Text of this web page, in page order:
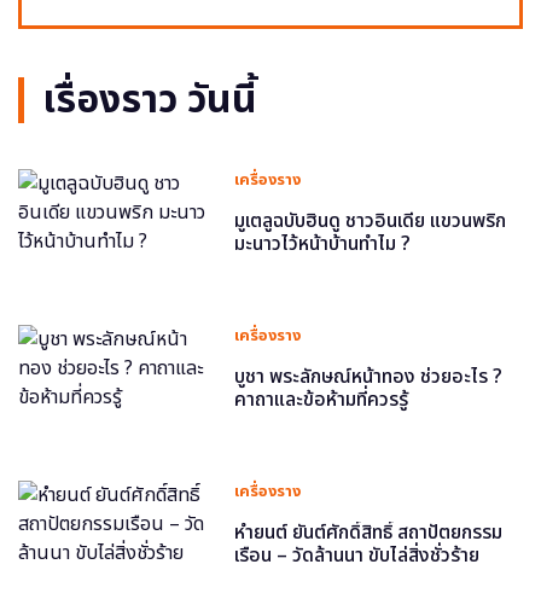
เรื่องราว วันนี้
เครื่องราง
มูเตลูฉบับฮินดู ชาวอินเดีย แขวนพริก
มะนาวไว้หน้าบ้านทำไม ?
เครื่องราง
บูชา พระลักษณ์หน้าทอง ช่วยอะไร ?
คาถาและข้อห้ามที่ควรรู้
เครื่องราง
หำยนต์ ยันต์ศักดิ์สิทธิ์ สถาปัตยกรรม
เรือน – วัดล้านนา ขับไล่สิ่งชั่วร้าย